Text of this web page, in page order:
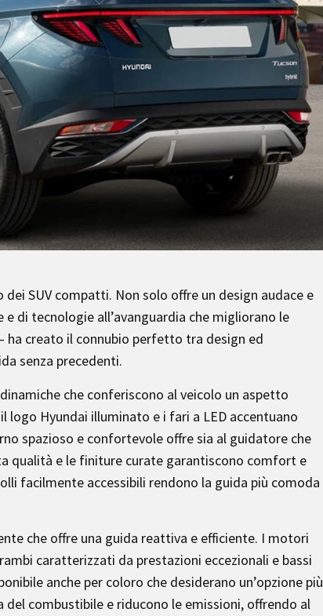
SUV compatti. Non solo offre un design audace e
di tecnologie all’avanguardia che migliorano le
ha creato il connubio perfetto tra design ed
senza precedenti.
che conferiscono al veicolo un aspetto
Hyundai illuminato e i fari a LED accentuano
spazioso e confortevole offre sia al guidatore che
qualità e le finiture curate garantiscono comfort e
facilmente accessibili rendono la guida più comoda
che offre una guida reattiva e efficiente. I motori
caratterizzati da prestazioni eccezionali e bassi
anche per coloro che desiderano un’opzione più
combustibile e riducono le emissioni, offrendo al